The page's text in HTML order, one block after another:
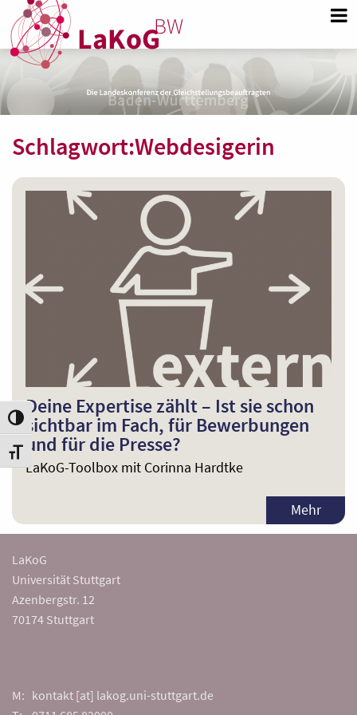
Umschalten auf hohe Kontraste
Schrift vergrößern
Schlagwort:Webdesigerin
Deine Expertise zählt – Ist sie schon
sichtbar im Fach, für Bewerbungen
und für die Presse?
LaKoG-Toolbox mit Corinna Hardtke
Mehr
LaKoG
Universität Stuttgart
Azenbergstr. 12
70174 Stuttgart
M: kontakt [at] lakog.uni-stuttgart.de